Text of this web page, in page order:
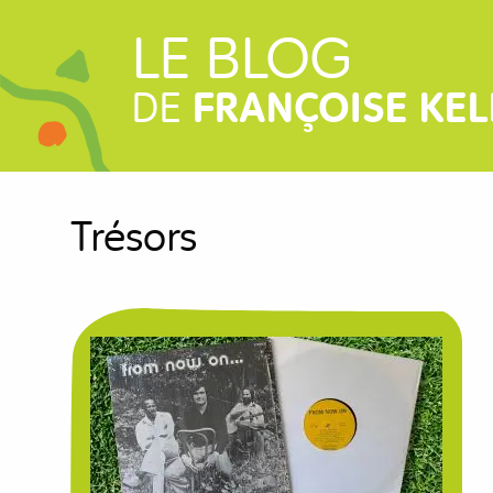
LE BLOG
DE FRANÇOISE
Trésors